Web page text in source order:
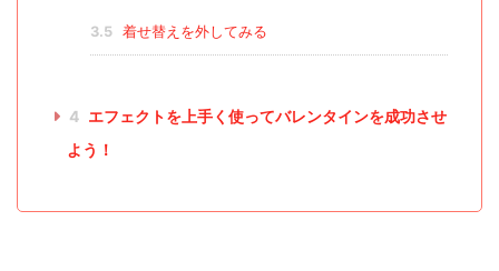
3.5 着せ替えを外してみる
4 エフェクトを上手く使ってバレンタインを成功させ
よう！